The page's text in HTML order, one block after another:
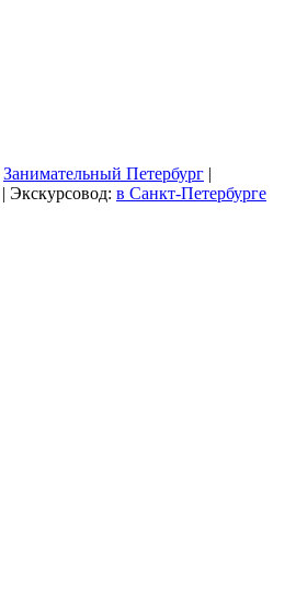
Занимательный Петербург |
| Экскурсовод: в Санкт-Петербурге